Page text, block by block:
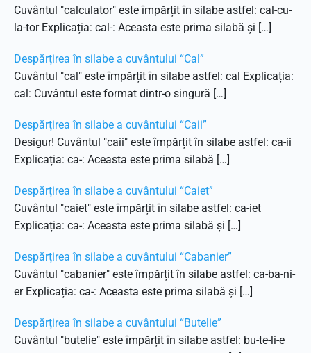
Cuvântul "calculator" este împărțit în silabe astfel: cal-cu-
la-tor Explicația: cal-: Aceasta este prima silabă și […]
Despărțirea în silabe a cuvântului “Cal”
Cuvântul "cal" este împărțit în silabe astfel: cal Explicația:
cal: Cuvântul este format dintr-o singură […]
Despărțirea în silabe a cuvântului “Caii”
Desigur! Cuvântul "caii" este împărțit în silabe astfel: ca-ii
Explicația: ca-: Aceasta este prima silabă […]
Despărțirea în silabe a cuvântului “Caiet”
Cuvântul "caiet" este împărțit în silabe astfel: ca-iet
Explicația: ca-: Aceasta este prima silabă și […]
Despărțirea în silabe a cuvântului “Cabanier”
Cuvântul "cabanier" este împărțit în silabe astfel: ca-ba-ni-
er Explicația: ca-: Aceasta este prima silabă și […]
Despărțirea în silabe a cuvântului “Butelie”
Cuvântul "butelie" este împărțit în silabe astfel: bu-te-li-e